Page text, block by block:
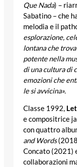
Que Nada) –
Sabatino – che
melodia e il
esplorazione,
lontana che
potente nella
di una cultura di
emozioni che
le si avvicina».
Classe 1992,
e compositrice
con quattro
and Words
Concato (2021)
collaborazioni